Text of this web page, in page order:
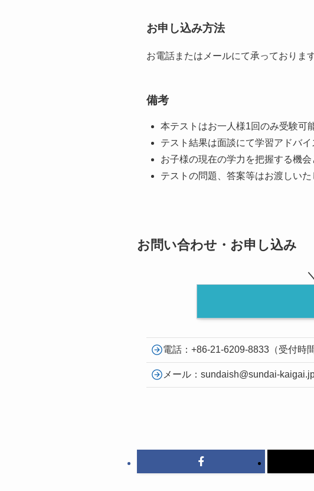
お申し込み方法
お電話またはメールにて承っております
備考
本テストはお一人様1回のみ受験可
テスト結果は面談にて学習アドバイ
お子様の現在の学力を把握する機会
テストの問題、答案等はお渡しいた
お問い合わせ・お申し込み
電話：+86-21-6209-8833 （受付時
メール：sundaish@sundai-